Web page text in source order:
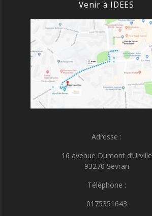
Venir à IDEES
Adresse :
16 avenue Dumont d’Urville
93270 Sevran
Téléphone :
0175351643